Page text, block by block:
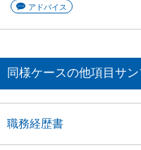
アドバイス
同様ケースの他項目サ
職務経歴書